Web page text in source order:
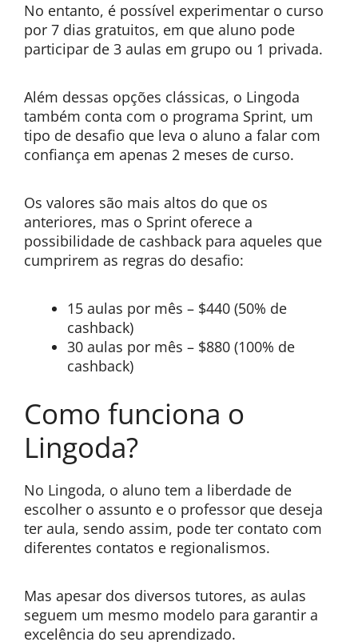
No entanto, é possível experimentar o curso
por 7 dias gratuitos, em que aluno pode
participar de 3 aulas em grupo ou 1 privada.
Além dessas opções clássicas, o Lingoda
também conta com o programa Sprint, um
tipo de desafio que leva o aluno a falar com
confiança em apenas 2 meses de curso.
Os valores são mais altos do que os
anteriores, mas o Sprint oferece a
possibilidade de cashback para aqueles que
cumprirem as regras do desafio:
15 aulas por mês – $440 (50% de
cashback)
30 aulas por mês – $880 (100% de
cashback)
Como funciona o
Lingoda?
No Lingoda, o aluno tem a liberdade de
escolher o assunto e o professor que deseja
ter aula, sendo assim, pode ter contato com
diferentes contatos e regionalismos.
Mas apesar dos diversos tutores, as aulas
seguem um mesmo modelo para garantir a
excelência do seu aprendizado.